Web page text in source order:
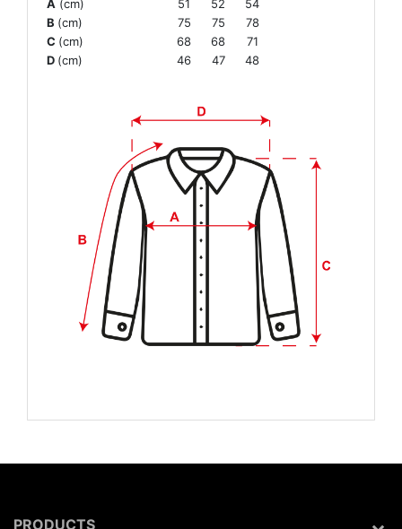
A (cm) 51 52
54
B (cm) 75 75
78
C (cm) 68 68
71
D (cm) 46 47 48
PRODUCTS